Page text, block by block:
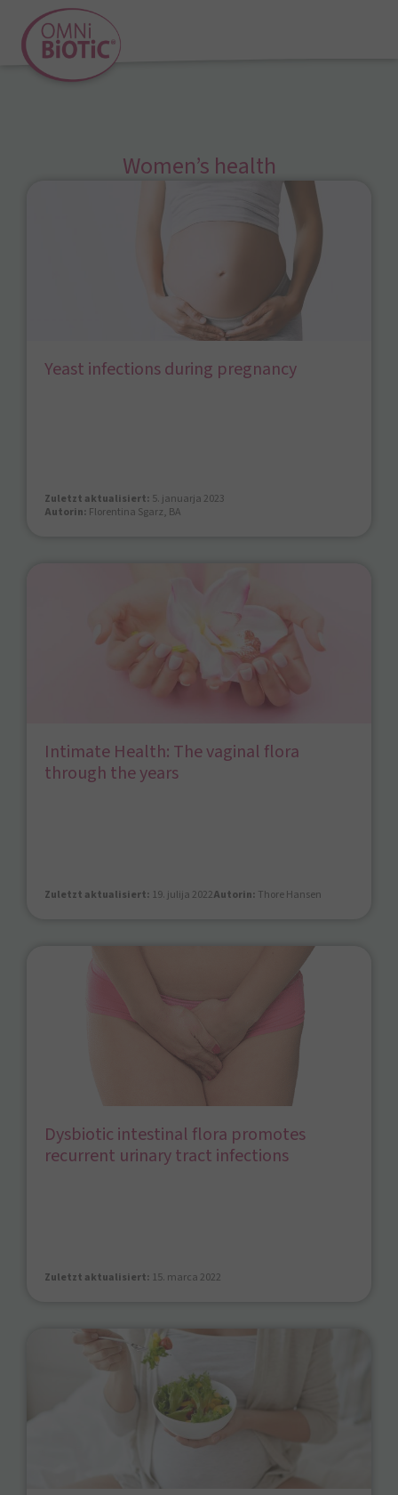
Women’s health
Yeast infections during pregnancy
Zuletzt aktualisiert: 5. januarja 2023
Autorin: Florentina Sgarz, BA
Intimate Health: The vaginal flora
through the years
Zuletzt aktualisiert: 19. julija 2022Autorin: Thore Hansen
Dysbiotic intestinal flora promotes
recurrent urinary tract infections
Zuletzt aktualisiert: 15. marca 2022